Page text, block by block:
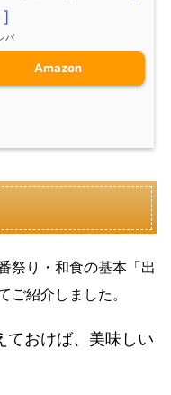
]
バ
Amazon
祭り・和食の基本「出
ご紹介しました。
ておけば、美味しい